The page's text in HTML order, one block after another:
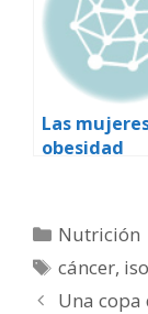
Las
obesidad
problemas
cardiacos o
cáncer
Categorías
Nutrición
Etiquetas
cáncer,
Una